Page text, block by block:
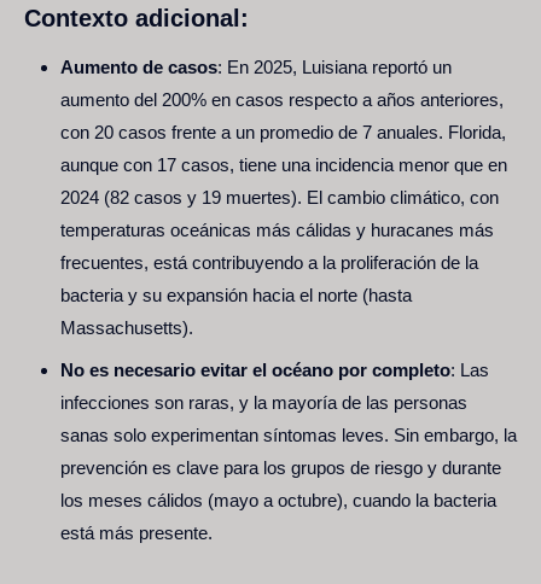
Contexto adicional:
Aumento de casos: En 2025, Luisiana reportó un
aumento del 200% en casos respecto a años anteriores,
con 20 casos frente a un promedio de 7 anuales. Florida,
aunque con 17 casos, tiene una incidencia menor que en
2024 (82 casos y 19 muertes). El cambio climático, con
temperaturas oceánicas más cálidas y huracanes más
frecuentes, está contribuyendo a la proliferación de la
bacteria y su expansión hacia el norte (hasta
Massachusetts).
No es necesario evitar el océano por completo: Las
infecciones son raras, y la mayoría de las personas
sanas solo experimentan síntomas leves. Sin embargo, la
prevención es clave para los grupos de riesgo y durante
los meses cálidos (mayo a octubre), cuando la bacteria
está más presente.